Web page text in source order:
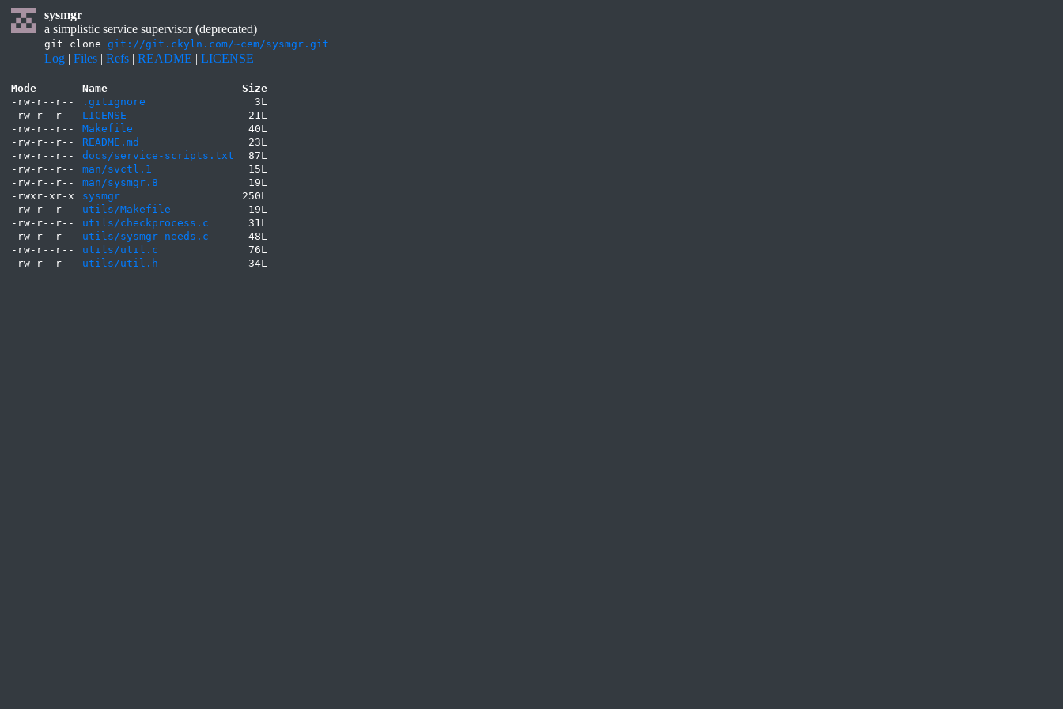
sysmgr
a simplistic service supervisor (deprecated)
git clone git://git.ckyln.com/~cem/sysmgr.git
Log | Files | Refs | README | LICENSE
Mode Name
Size
-rw-r--r--
.gitignore
3L
-rw-r--r--
LICENSE
21L
-rw-r--r--
Makefile
40L
-rw-r--r--
README.md
23L
-rw-r--r--
docs/service-scripts.txt
87L
-rw-r--r--
man/svctl.1
15L
-rw-r--r--
man/sysmgr.8
19L
-rwxr-xr-x
sysmgr
250L
-rw-r--r--
utils/Makefile
19L
-rw-r--r--
utils/checkprocess.c
31L
-rw-r--r--
utils/sysmgr-needs.c
48L
-rw-r--r--
utils/util.c
76L
-rw-r--r--
utils/util.h 34L